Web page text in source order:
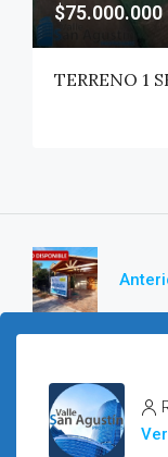
$75.000.000